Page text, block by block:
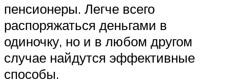
пенсионеры. Легче всего
распоряжаться деньгами в
одиночку, но и в любом другом
случае найдутся эффективные
способы.